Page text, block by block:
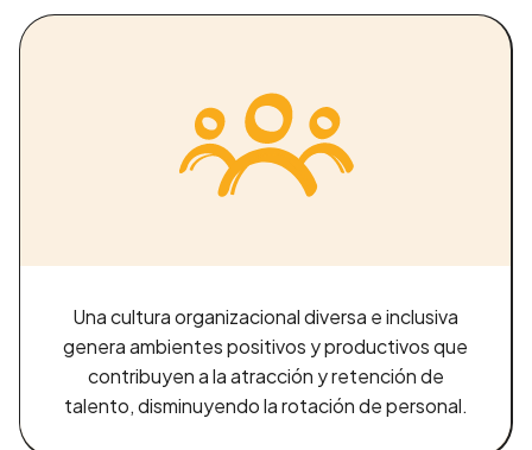
Una cultura organizacional diversa e inclusiva
genera ambientes positivos y productivos que
contribuyen a la atracción y retención de
talento, disminuyendo la rotación de personal.